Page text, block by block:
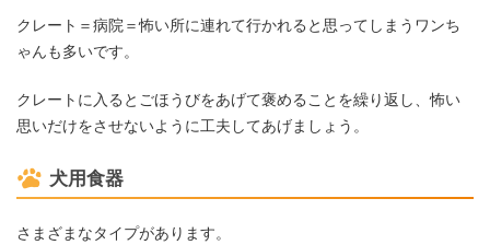
クレート＝病院＝怖い所に連れて行かれると思ってしまうワンち
ゃんも多いです。
クレートに入るとごほうびをあげて褒めることを繰り返し、怖い
思いだけをさせないように工夫してあげましょう。
犬用食器
さまざまなタイプがあります。